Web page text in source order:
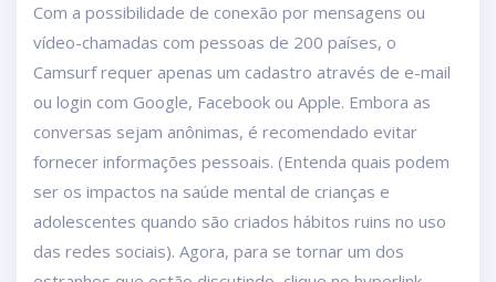
Com a possibilidade de conexão por mensagens ou
vídeo-chamadas com pessoas de 200 países, o
Camsurf requer apenas um cadastro através de e-mail
ou login com Google, Facebook ou Apple. Embora as
conversas sejam anônimas, é recomendado evitar
fornecer informações pessoais. (Entenda quais podem
ser os impactos na saúde mental de crianças e
adolescentes quando são criados hábitos ruins no uso
das redes sociais). Agora, para se tornar um dos